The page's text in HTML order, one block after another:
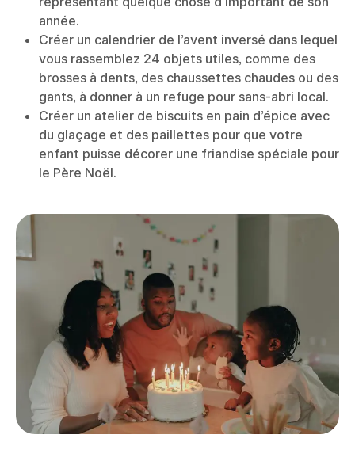
année.
Créer un calendrier de l’avent inversé dans lequel
vous rassemblez 24 objets utiles, comme des
brosses à dents, des chaussettes chaudes ou des
gants, à donner à un refuge pour sans-abri local.
Créer un atelier de biscuits en pain d’épice avec
du glaçage et des paillettes pour que votre
enfant puisse décorer une friandise spéciale pour
le Père Noël.